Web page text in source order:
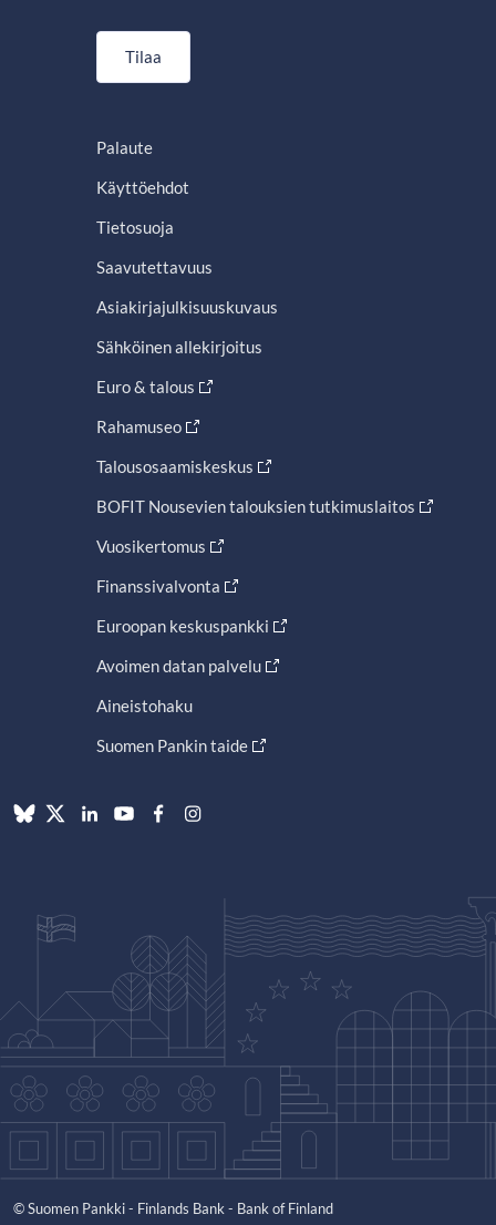
Tilaa
Palaute
Käyttöehdot
Tietosuoja
Saavutettavuus
Asiakirjajulkisuuskuvaus
Sähköinen allekirjoitus
Euro & talous
Rahamuseo
Talousosaamiskeskus
BOFIT Nousevien talouksien tutkimuslaitos
Vuosikertomus
Finanssivalvonta
Euroopan keskuspankki
Avoimen datan palvelu
Aineistohaku
Suomen Pankin taide
© Suomen Pankki - Finlands Bank - Bank of Finland